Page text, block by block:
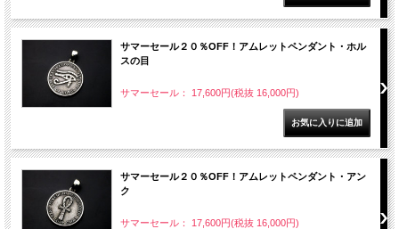
サマーセール２０％OFF！アムレットペンダント・ホル
スの目
サマーセール： 17,600円(税抜 16,000円)
サマーセール２０％OFF！アムレットペンダント・アン
ク
サマーセール： 17,600円(税抜 16,000円)